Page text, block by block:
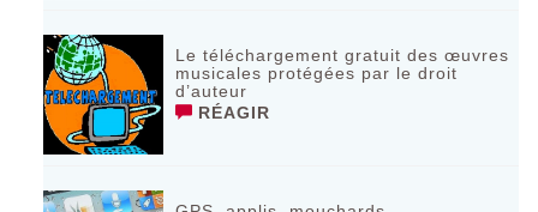
Le téléchargement gratuit des œuvres
musicales protégées par le droit
d’auteur
RÉAGIR